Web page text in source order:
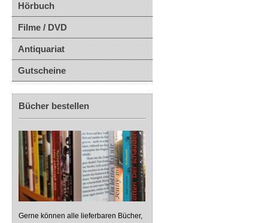
Hörbuch
Filme / DVD
Antiquariat
Gutscheine
Bücher bestellen
Gerne können alle lieferbaren Bücher,